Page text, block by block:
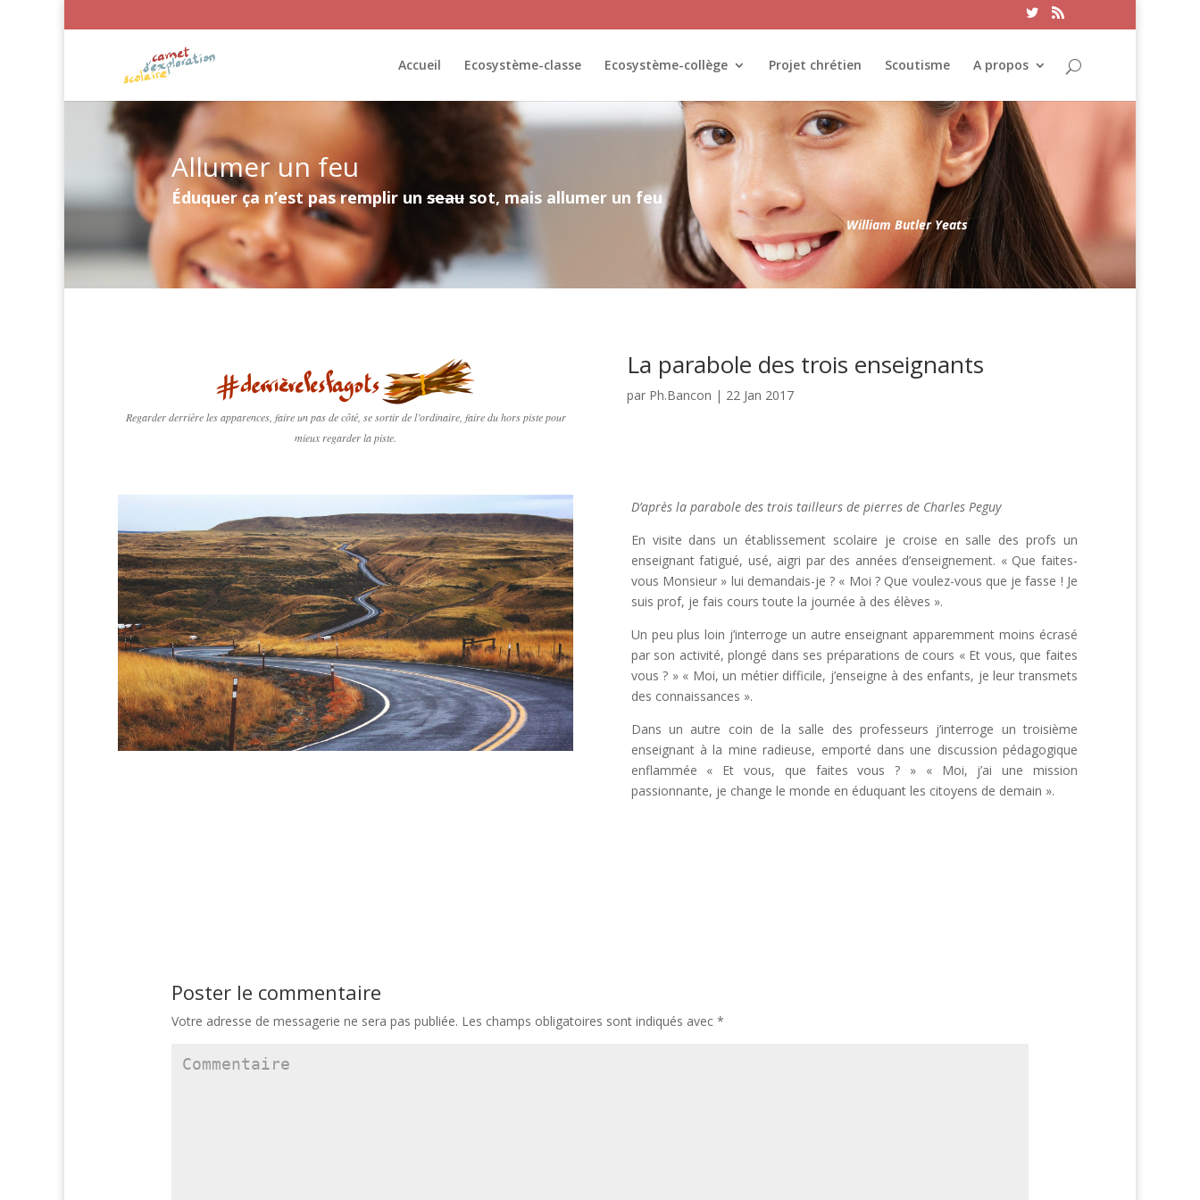
Accueil Ecosystème-classe Ecosystème-collège Projet chrétien Scoutisme A propos
Allumer un feu
Éduquer ça n’est pas remplir un seau sot, mais allumer un feu
William Butler Yeats
Regarder derrière les apparences, faire un pas de côté, se sortir de l’ordinaire, faire du hors piste pour
mieux regarder la piste.
La parabole des trois enseignants
par Ph.Bancon | 22 Jan 2017
D’après la parabole des trois tailleurs de pierres de Charles Peguy
En visite dans un établissement scolaire je croise en salle des profs un
enseignant fatigué, usé, aigri par des années d’enseignement. « Que faites-
vous Monsieur » lui demandais-je ? « Moi ? Que voulez-vous que je fasse ! Je
suis prof, je fais cours toute la journée à des élèves ».
Un peu plus loin j’interroge un autre enseignant apparemment moins écrasé
par son activité, plongé dans ses préparations de cours « Et vous, que faites
vous ? » « Moi, un métier difficile, j’enseigne à des enfants, je leur transmets
des connaissances ».
Dans un autre coin de la salle des professeurs j’interroge un troisième
enseignant à la mine radieuse, emporté dans une discussion pédagogique
enflammée « Et vous, que faites vous ? » « Moi, j’ai une mission
passionnante, je change le monde en éduquant les citoyens de demain ».
Poster le commentaire
Votre adresse de messagerie ne sera pas publiée. Les champs obligatoires sont indiqués avec *